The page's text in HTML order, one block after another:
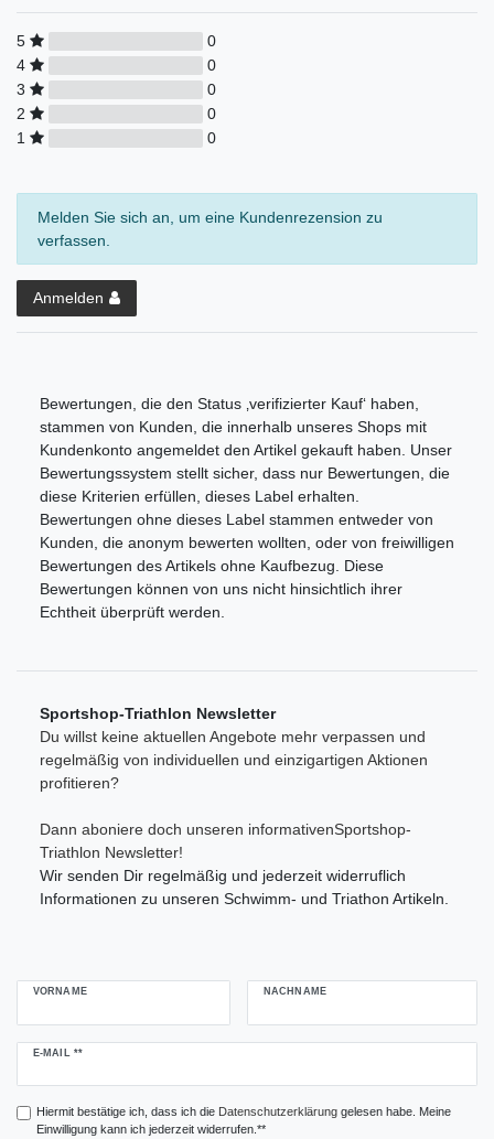
5
0
4
0
3
0
2
0
1
0
Melden Sie sich an, um eine Kundenrezension zu
verfassen.
Anmelden
Bewertungen, die den Status ‚verifizierter Kauf‘ haben,
stammen von Kunden, die innerhalb unseres Shops mit
Kundenkonto angemeldet den Artikel gekauft haben. Unser
Bewertungssystem stellt sicher, dass nur Bewertungen, die
diese Kriterien erfüllen, dieses Label erhalten.
Bewertungen ohne dieses Label stammen entweder von
Kunden, die anonym bewerten wollten, oder von freiwilligen
Bewertungen des Artikels ohne Kaufbezug. Diese
Bewertungen können von uns nicht hinsichtlich ihrer
Echtheit überprüft werden.
Sportshop-Triathlon Newsletter
Du willst keine aktuellen Angebote mehr verpassen und
regelmäßig von individuellen und einzigartigen Aktionen
profitieren?
Dann aboniere doch unseren informativenSportshop-
Triathlon Newsletter!
Wir senden Dir regelmäßig und jederzeit widerruflich
Informationen zu unseren Schwimm- und Triathon Artikeln.
VORNAME NACHNAME
E-MAIL **
Newsletter
Hiermit bestätige ich, dass ich die Daten­schutz­erklärunggelesen habe. Meine
Einwilligung kann ich jederzeit widerrufen.**